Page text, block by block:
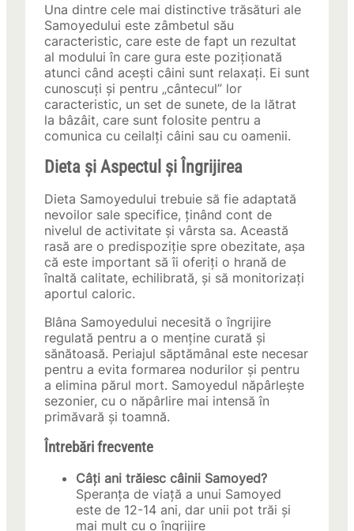
Una dintre cele mai distinctive trăsături ale
Samoyedului este zâmbetul său
caracteristic, care este de fapt un rezultat
al modului în care gura este poziționată
atunci când acești câini sunt relaxați. Ei sunt
cunoscuți și pentru „cântecul” lor
caracteristic, un set de sunete, de la lătrat
la bâzâit, care sunt folosite pentru a
comunica cu ceilalți câini sau cu oamenii.
Dieta și Aspectul și Îngrijirea
Dieta Samoyedului trebuie să fie adaptată
nevoilor sale specifice, ținând cont de
nivelul de activitate și vârsta sa. Această
rasă are o predispoziție spre obezitate, așa
că este important să îi oferiți o hrană de
înaltă calitate, echilibrată, și să monitorizați
aportul caloric.
Blâna Samoyedului necesită o îngrijire
regulată pentru a o menține curată și
sănătoasă. Periajul săptămânal este necesar
pentru a evita formarea nodurilor și pentru
a elimina părul mort. Samoyedul năpârleşte
sezonier, cu o năpârlire mai intensă în
primăvară și toamnă.
Întrebări frecvente
Câți ani trăiesc câinii Samoyed?
Speranța de viață a unui Samoyed
este de 12-14 ani, dar unii pot trăi și
mai mult cu o îngrijire